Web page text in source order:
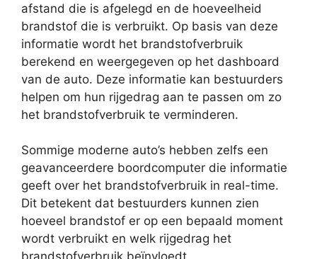
afstand die is afgelegd en de hoeveelheid
brandstof die is verbruikt. Op basis van deze
informatie wordt het brandstofverbruik
berekend en weergegeven op het dashboard
van de auto. Deze informatie kan bestuurders
helpen om hun rijgedrag aan te passen om zo
het brandstofverbruik te verminderen.
Sommige moderne auto’s hebben zelfs een
geavanceerdere boordcomputer die informatie
geeft over het brandstofverbruik in real-time.
Dit betekent dat bestuurders kunnen zien
hoeveel brandstof er op een bepaald moment
wordt verbruikt en welk rijgedrag het
brandstofverbruik beïnvloedt.